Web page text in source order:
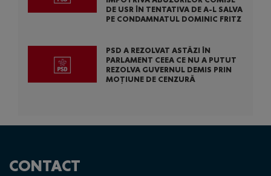
DE USR ÎN TENTATIVA DE A-L SALVA
PE CONDAMNATUL DOMINIC FRITZ
PSD A REZOLVAT ASTĂZI ÎN
PARLAMENT CEEA CE NU A PUTUT
REZOLVA GUVERNUL DEMIS PRIN
MOȚIUNE DE CENZURĂ
CONTACT